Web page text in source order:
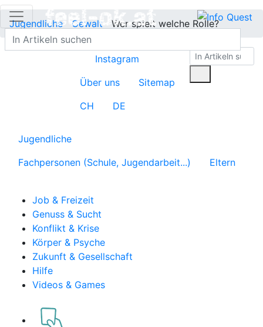
Jugendliche Gewalt Wer spielt welche Rolle?
Instagram
Über uns
Sitemap
CH
DE
Jugendliche
Fachpersonen (Schule, Jugendarbeit...)
Eltern
Job & Freizeit
Genuss & Sucht
Konflikt & Krise
Körper & Psyche
Zukunft & Gesellschaft
Hilfe
Videos & Games